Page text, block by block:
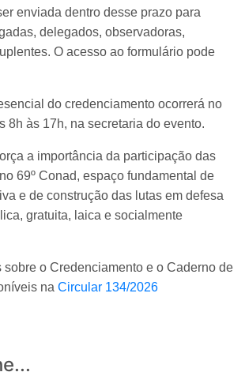
enviada dentro desse prazo para
delegados, observadoras,
O acesso ao formulário pode
do credenciamento ocorrerá no
8h às 17h, na secretaria do evento.
a importância da participação das
69º Conad, espaço fundamental de
e de construção das lutas em defesa
gratuita, laica e socialmente
sobre o Credenciamento e o Caderno de
na Circular 134/2026